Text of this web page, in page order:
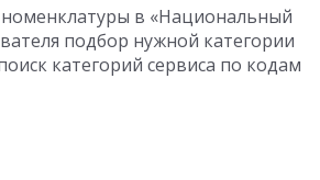
в «Национальный
подбор нужной категории
категорий сервиса по кодам